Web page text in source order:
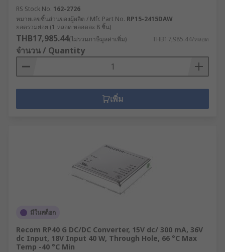
RS Stock No. 162-2726
หมายเลขชิ้นส่วนของผู้ผลิต / Mfr. Part No. RP15-2415DAW
ยอดรวมย่อย (1 หลอด หลอดละ 8 ชิ้น)
THB17,985.44(ไม่รวมภาษีมูลค่าเพิ่ม) THB17,985.44/หลอด
จำนวน / Quantity
เพิ่ม
มีในสต็อก
Recom RP40 G DC/DC Converter, 15V dc/ 300 mA, 36V
dc Input, 18V Input 40 W, Through Hole, 66 °C Max
Temp -40 °C Min